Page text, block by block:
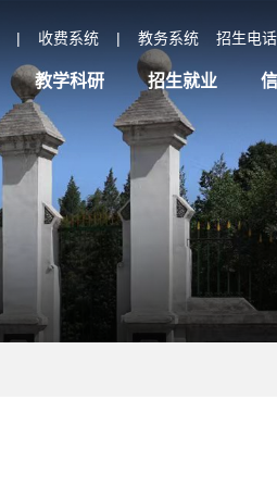
| 收费系统 | 教务系统 招生电
教学科研 招生就业